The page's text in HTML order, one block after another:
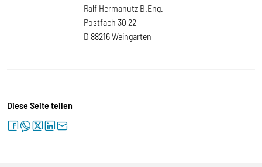
Ralf Hermanutz B.Eng.
Postfach 30 22
D 88216 Weingarten
Diese Seite teilen
facebookwhatsapptwitterlinkedinletter